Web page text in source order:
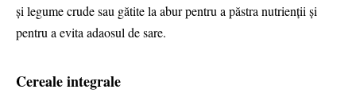
și legume crude sau gătite la abur pentru a păstra nutrienții și
pentru a evita adaosul de sare.
Cereale integrale